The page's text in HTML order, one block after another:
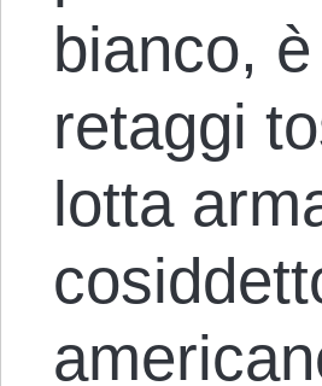
bianco,
retaggi
lotta